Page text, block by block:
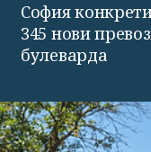
София
345 нови
булеварда